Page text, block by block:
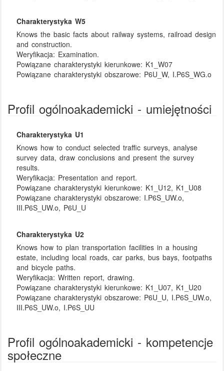
Charakterystyka W5
Knows the basic facts about railway systems, railroad design
and construction.
Weryfikacja: Examination.
Powiązane charakterystyki kierunkowe: K1_W07
Powiązane charakterystyki obszarowe: P6U_W, I.P6S_WG.o
Profil ogólnoakademicki - umiejętności
Charakterystyka U1
Knows how to conduct selected traffic surveys, analyse
survey data, draw conclusions and present the survey
results.
Weryfikacja: Presentation and report.
Powiązane charakterystyki kierunkowe: K1_U12, K1_U08
Powiązane charakterystyki obszarowe: I.P6S_UW.o,
III.P6S_UW.o, P6U_U
Charakterystyka U2
Knows how to plan transportation facilities in a housing
estate, including local roads, car parks, bus bays, footpaths
and bicycle paths.
Weryfikacja:Written report, drawing.
Powiązane charakterystyki kierunkowe: K1_U07, K1_U20
Powiązane charakterystyki obszarowe: P6U_U, I.P6S_UW.o,
III.P6S_UW.o, I.P6S_UU
Profil ogólnoakademicki - kompetencje
społeczne